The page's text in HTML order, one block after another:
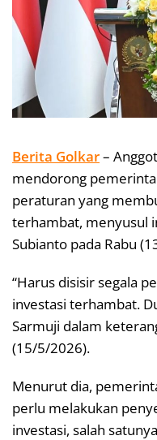
Berita Golkar–
mendorong
peraturan yang
terhambat, menyusul
Subianto pada Rabu
“Harus disisir segala
investasi terhambat.
Sarmuji dalam
(15/5/2026).
Menurut dia,
perlu melakukan
investasi, salah